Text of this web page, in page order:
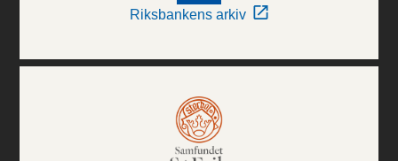
Riksbankens arkiv